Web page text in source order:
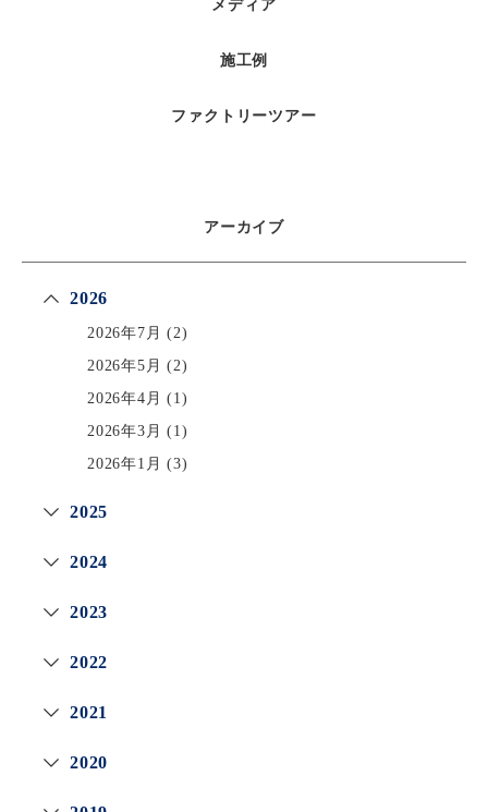
メディア
施工例
ファクトリーツアー
アーカイブ
2026
2026年7月 (2)
2026年5月 (2)
2026年4月 (1)
2026年3月 (1)
2026年1月 (3)
2025
2024
2023
2022
2021
2020